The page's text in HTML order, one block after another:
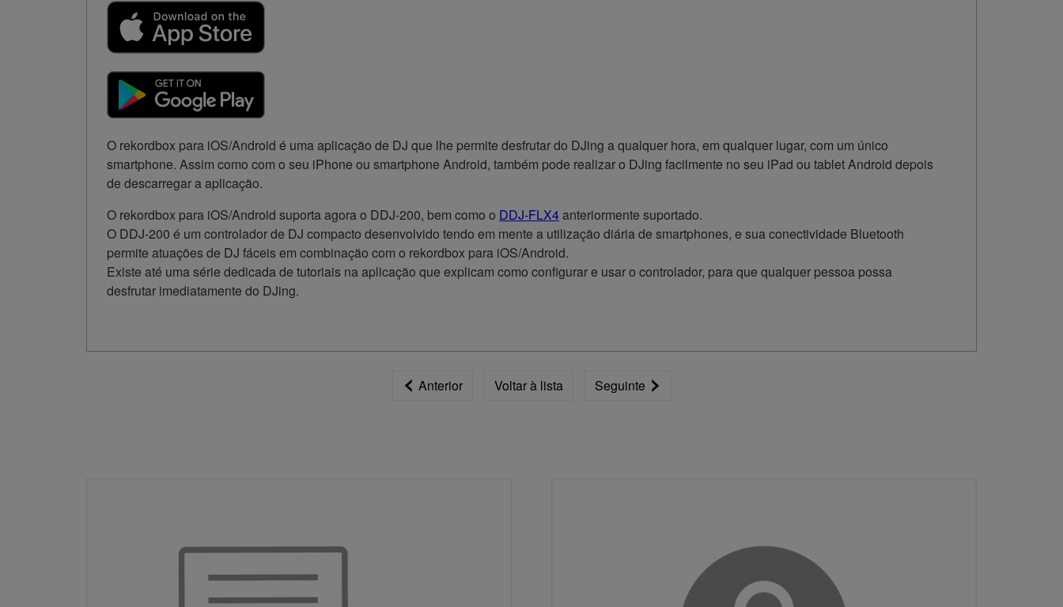
O rekordbox para iOS/Android é uma aplicação de DJ que lhe permite desfrutar do DJing a qualquer hora, em qualquer lugar, com um único
smartphone. Assim como com o seu iPhone ou smartphone Android, também pode realizar o DJing facilmente no seu iPad ou tablet Android depois
de descarregar a aplicação.
O rekordbox para iOS/Android suporta agora o DDJ-200, bem como o DDJ-FLX4anteriormente suportado.
O DDJ-200 é um controlador de DJ compacto desenvolvido tendo em mente a utilização diária de smartphones, e sua conectividade Bluetooth
permite atuações de DJ fáceis em combinação com o rekordbox para iOS/Android.
Existe até uma série dedicada de tutoriais na aplicação que explicam como configurar e usar o controlador, para que qualquer pessoa possa
desfrutar imediatamente do DJing.
Anterior Voltar à lista Seguinte